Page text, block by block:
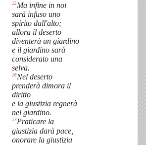
15Ma infine in noi
sarà infuso uno
spirito dall'alto;
allora il deserto
diventerà un giardino
e il giardino sarà
considerato una
selva.
16Nel deserto
prenderà dimora il
diritto
e la giustizia regnerà
nel giardino.
17Praticare la
giustizia darà pace,
onorare la giustizia